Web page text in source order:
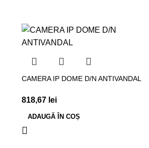
CAMERA IP DOME D/N ANTIVANDAL
818,67 lei
ADAUGĂ ÎN COȘ